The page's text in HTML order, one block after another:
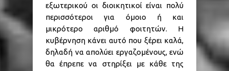
εξωτερικού οι διοικητικοί είναι πολύ
περισσότεροι για όμοιο ή και
μικρότερο αριθμό φοιτητών. Η
κυβέρνηση κάνει αυτό που ξέρει καλά,
δηλαδή να απολύει εργαζομένους, ενώ
θα έπρεπε να στηρίξει με κάθε της